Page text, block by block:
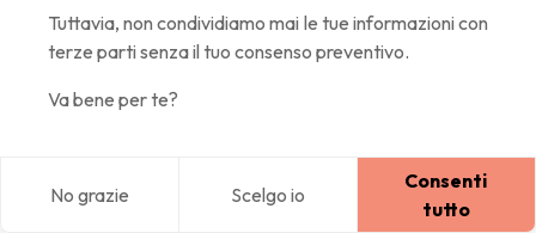
Tuttavia, non condividiamo mai le tue informazioni con
terze parti senza il tuo consenso preventivo.
Va bene per te?
No grazie Scelgo io
Consenti
tutto
Explora Blog Connessione
tartarughe e i coralli nell'acqua turchese.
Sesoko-jima (non lontano dal ponte) e
raccomando di chiedere consiglio ai locali per scoprirne altri,